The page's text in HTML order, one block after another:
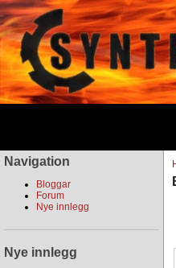
Navigation
Bloggar
Forum
Nye innlegg
Nye innlegg